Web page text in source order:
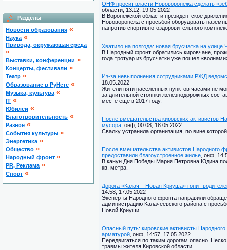
Разделы
Новости образования «
Наука «
Природа, окружающая среда
«
Выставки, конференции «
Концерты, фестивали «
Театр «
Образование в РуНете «
Музыка, культура «
IT «
Юбилеи «
Благотворительность «
Разное «
Cобытия культуры «
Энергетика «
Общество «
Народный фронт «
PR, Реклама «
Спорт «
ОНФ просит власти Нововоронежа сделать
области, 13:12, 19.05.2022
В Воронежской области президентское
Нововоронежа с просьбой оборудовать
напротив спортивно-оздоровительного
Хватило на полгода: новая брусчатка на
В Народный фронт обратились кировчане,
года тротуар из брусчатки уже пошел
Из-за невыполнения сотрудниками РЖД
18.05.2022
Жители пяти населенных пунктов часами не
за длительной стоянки железнодорожных
месте еще в 2017 году.
После вмешательства кировских активистов
мусора , онф, 00:08, 18.05.2022
Свалку устранила организация, по вине
После вмешательства активистов Народного
предоставили благоустроенное жилье , онф,
В канун Дня Победы Мария Петровна Юдина
кв. метра.
Дорога «Калач – Новая Криуша» гонит
14:58, 17.05.2022
Эксперты Народного фронта направили
администрацию Калачеевского района с
Новой Криуши.
Опасный путь: кировские активисты
арматурой , онф, 14:57, 17.05.2022
Передвигаться по таким дорогам опасно.
травмы жителя Кировской области.